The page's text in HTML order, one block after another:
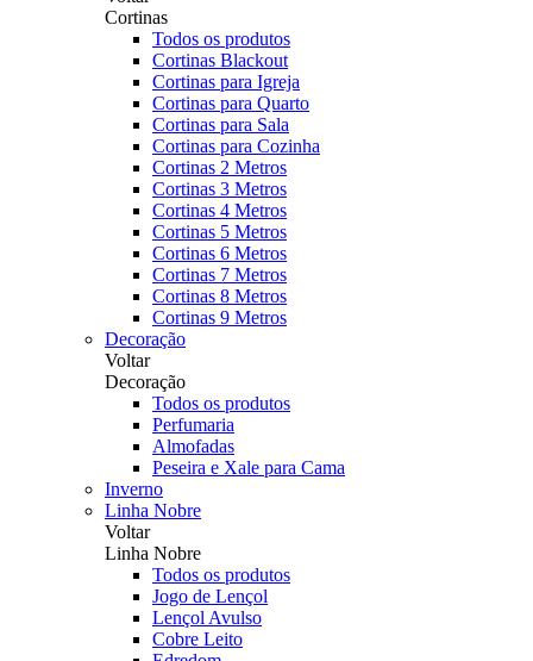
Cortinas
Todos os produtos
Cortinas Blackout
Cortinas para Igreja
Cortinas para Quarto
Cortinas para Sala
Cortinas para Cozinha
Cortinas 2 Metros
Cortinas 3 Metros
Cortinas 4 Metros
Cortinas 5 Metros
Cortinas 6 Metros
Cortinas 7 Metros
Cortinas 8 Metros
Cortinas 9 Metros
Decoração
Voltar
Decoração
Todos os produtos
Perfumaria
Almofadas
Peseira e Xale para Cama
Inverno
Linha Nobre
Voltar
Linha Nobre
Todos os produtos
Jogo de Lençol
Lençol Avulso
Cobre Leito